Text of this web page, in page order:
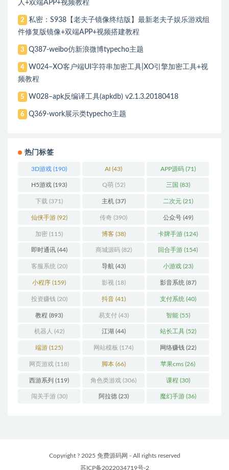
人+双端APP+视频教程
2
私密：S938【老夫子镜像终结版】最新老夫子娱乐游戏组
件修复版镜像+双端APP+视频搭建教程
3 Q387-weibo仿新浪微博typecho主题
4
W024–XO客户端UI字符串加密工具|XO引擎加密工具+视
频教程
5 W028–apk反编译工具(apkdb) v2.1.3.20180418
6 Q369-work展示类typecho主题
热门标签
3D游戏 (190) AI (43) APP源码(71)
H5游戏 (193) Q萌 (52) 三国 (83)
下载 (371) 主机(37) 二次元(21)
仙侠手游(92) 传奇 (390) 公众号(49)
加密 (115) 博客(38) 卡牌手游 (124)
即时通讯(44) 商城源码(82) 回合手游 (154)
客服系统 (20) 导航(43) 小游戏(23)
小程序 (159) 影视(18) 影音系统 (87)
投资赚钱 (20) 抖音(41) 支付系统 (40)
教程 (893) 易支付(43) 智能(55)
机器人 (42) 江湖 (44) 站长工具(52)
端游 (125) 网站模板 (174) 网络赚钱(22)
网页游戏 (118) 脚本(66) 苹果cms (26)
西游系列 (119) 角色类游戏 (306) 课程 (30)
闯关手游(30) 阿拉德(23) 魔幻手游(36)
Copyright ? 2025 免费源码网 - All rights reserved
苏ICP备2022034719号-2